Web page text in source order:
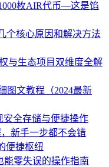
枚AIR代币—这是馅
个核心原因和解决方法
与生态项目双维度全解
图文教程（2024最新
安全存储与便捷操作
新手一步都不会错
便捷枢纽
能零失误的操作指南